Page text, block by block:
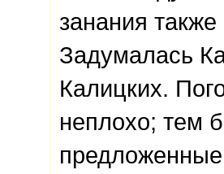
занания
Задумалась
Калицких.
неплохо; тем